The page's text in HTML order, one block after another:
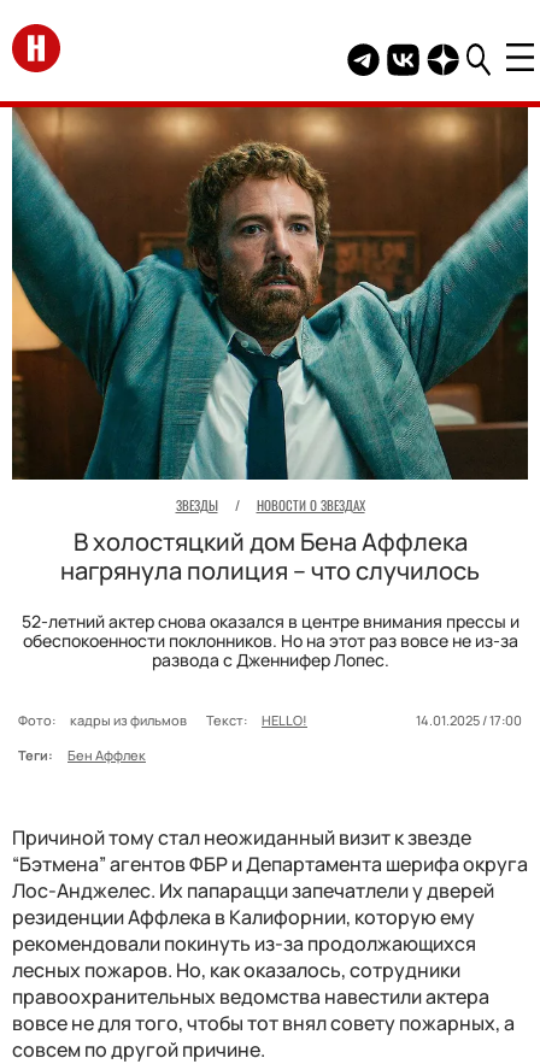
Перейти на главную
Telegram канал
Группа HELLO
Канал
ЗВЕЗДЫ / НОВОСТИ О ЗВЕЗДАХ
В холостяцкий дом Бена Аффлека
нагрянула полиция – что случилось
52-летний актер снова оказался в центре внимания прессы и
обеспокоенности поклонников. Но на этот раз вовсе не из-за
развода с Дженнифер Лопес.
Фото: кадры из фильмов Текст: HELLO!
14.01.2025 / 17:00
Теги:
Бен Аффлек
Причиной тому стал неожиданный визит к звезде
“Бэтмена” агентов ФБР и Департамента шерифа округа
Лос-Анджелес. Их папарацци запечатлели у дверей
резиденции Аффлека в Калифорнии, которую ему
рекомендовали покинуть из-за продолжающихся
лесных пожаров. Но, как оказалось, сотрудники
правоохранительных ведомства навестили актера
вовсе не для того, чтобы тот внял совету пожарных, а
совсем по другой причине.